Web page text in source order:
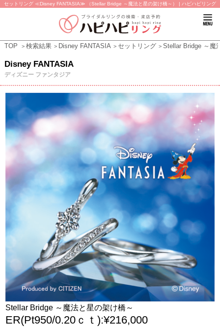
セットリング ≪Disney FANTASIA≫ （Stellar Bridge ～魔法と星の架け橋～） | ハピハピリング
TOP 検索結果 Disney FANTASIA セットリング Stellar Bridge ～魔
Disney FANTASIA
ディズニー ファンタジア
Stellar Bridge ～魔法と星の架け橋～
ER(Pt950/0.20ｃｔ):¥216,000